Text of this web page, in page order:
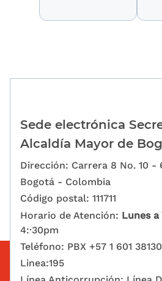
Sede electrónica
Alcaldía Mayor de
Dirección: Carrera 8 No. 10 -
Bogotá - Colombia
Código postal: 111711
Horario de Atención: Lunes a
4:·30pm
Teléfono: PBX +57 1 601
Linea:195